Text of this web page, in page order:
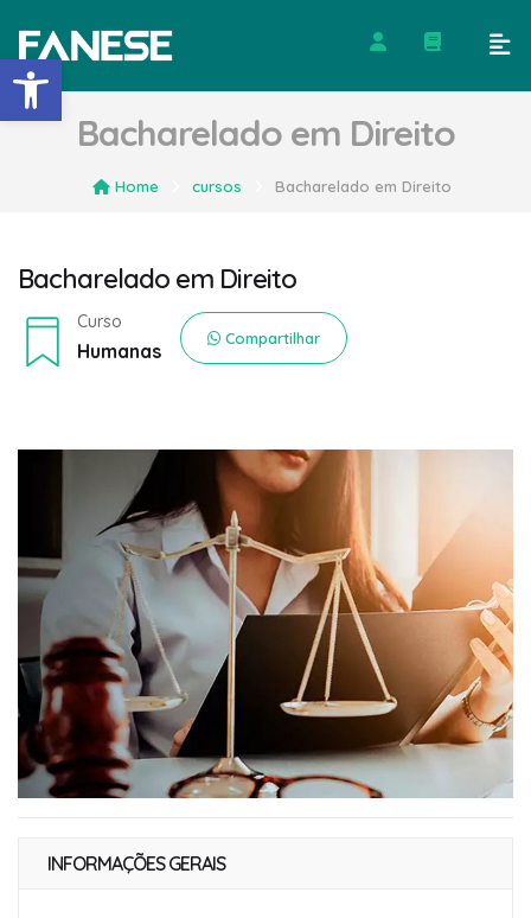
Barra de Ferramentas
Bacharelado em Direito
Home cursos Bacharelado em Direito
Bacharelado em Direito
Curso
Humanas
Compartilhar
INFORMAÇÕES GERAIS